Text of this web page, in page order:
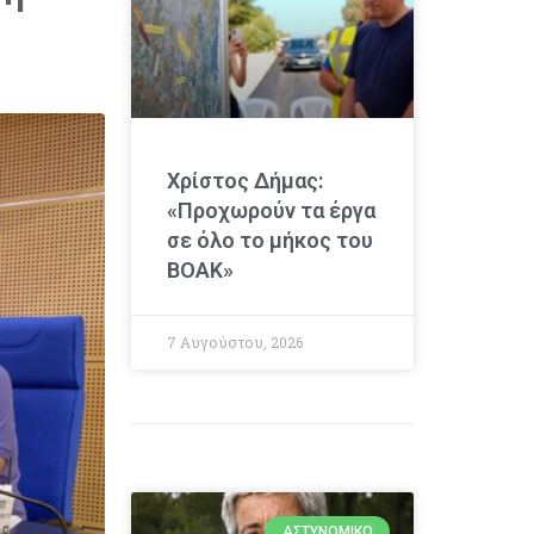
Χρίστος Δήμας:
«Προχωρούν τα έργα
σε όλο το μήκος του
ΒΟΑΚ»
7 Αυγούστου, 2026